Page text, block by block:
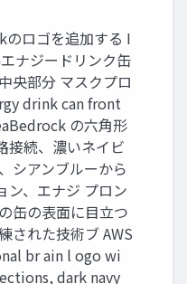
ロゴを追加する I
ナジードリンク缶
央部分 マスクプロ
drink can front
の六角形
接続、濃いネイビ
シアンブルーから
ン、エナジ プロン
缶の表面に目立つ
された技術ブ AWS
br ain l ogo wi
dark navy